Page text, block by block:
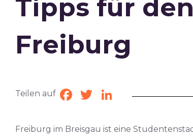
Tipps für
Freiburg
Teilen auf Facebook
TwitterLinkedIn
Freiburg im Breisgau ist eine